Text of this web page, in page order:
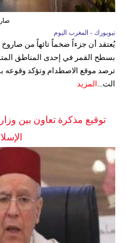
نيويورك - المغرب اليوم
بسطح القمر في إحدى المناطق
ترصد موقع الاصطدام وتؤكد وقوعه
الت...
المزيد
توقيع مذكرة تعاون بين